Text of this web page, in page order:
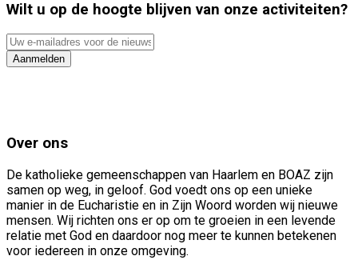
Wilt u op de hoogte blijven van onze activiteiten?
Uw
e-
mailadres
Aanmelden
Over ons
De katholieke gemeenschappen van Haarlem en BOAZ zijn
samen op weg, in geloof. God voedt ons op een unieke
manier in de Eucharistie en in Zijn Woord worden wij nieuwe
mensen. Wij richten ons er op om te groeien in een levende
relatie met God en daardoor nog meer te kunnen betekenen
voor iedereen in onze omgeving.